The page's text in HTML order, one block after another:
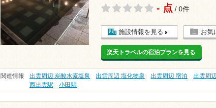
- 点 / 0件
施設情報を見る お気
楽天トラベルの宿泊プランを見る
関連情報 出雲周辺 炭酸水素塩泉 出雲周辺 塩化物泉 出雲周辺 宿泊 出雲周
西出雲駅
小田駅